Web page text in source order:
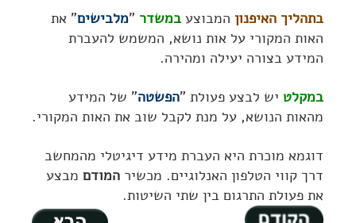
בתהליך האיפנון המבוצע במשדר "מלבישים" את
האות המקורי על אות נושא, המשמש להעברת
המידע בצורה יעילה ומהירה.
במקלט יש לבצע פעולת "הפשטה" של המידע
מהאות הנושא, על מנת לקבל שוב את האות המקורי.
דוגמא מוכרת היא העברת מידע דיגיטלי מהמחשב
דרך קווי הטלפון האנלוגיים. מכשיר המודם מבצע
את פעולת התרגום בין שתי השיטות.